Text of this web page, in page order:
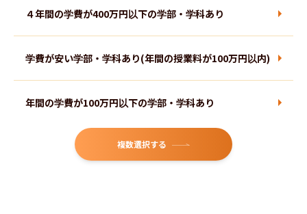
神学部
出願時に欠席・遅刻数の縛りがない選抜がある
小論文が実施されない選抜がある
４年間の学費が400万円以下の学部・学科あり
学費が安い学部・学科あり(年間の授業料が100万円以内)
年間の学費が100万円以下の学部・学科あり
４年間の総額が600万円以下に収まる学部・学科あり
複数選択する